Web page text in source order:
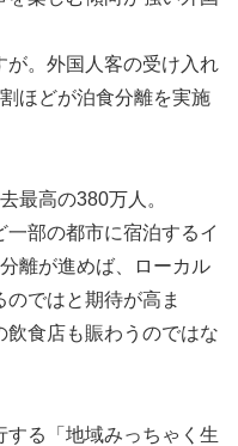
が。外国人客の受け入れ
ほどが泊食分離を実施
最高の380万人。
部の都市に宿泊するイ
離が進めば、ローカル
ではと期待が高ま
飲食店も賑わうのではな
する「地域みっちゃく生